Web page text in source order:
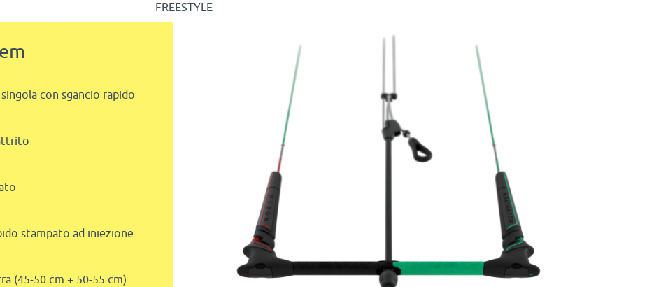
FREESTYLE
con sgancio rapido
stampato ad iniezione
(45-50 cm + 50-55 cm)